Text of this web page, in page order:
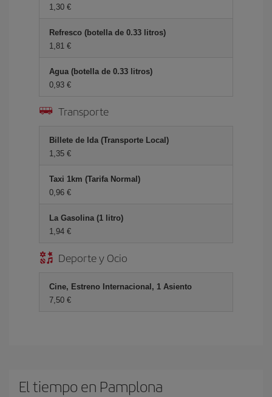
1,30 €
Refresco (botella de 0.33 litros)
1,81 €
Agua (botella de 0.33 litros)
0,93 €
Transporte
Billete de Ida (Transporte Local)
1,35 €
Taxi 1km (Tarifa Normal)
0,96 €
La Gasolina (1 litro)
1,94 €
Deporte y Ocio
Cine, Estreno Internacional, 1 Asiento
7,50 €
El tiempo en Pamplona